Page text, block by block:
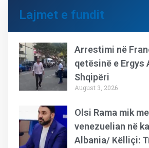
Lajmet e fundit
Arrestimi në
qetësinë e Ergys
Shqipëri
August 3, 2026
Olsi Rama mik
venezuelian në
Albania/ Këlliçi: